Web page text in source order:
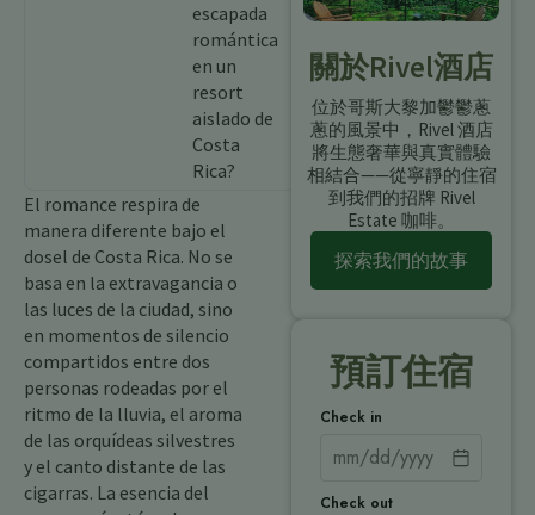
escapada
romántica
en un
resort
aislado de
Costa
Rica?
El romance respira de
manera diferente bajo el
dosel de Costa Rica. No se
basa en la extravagancia o
las luces de la ciudad, sino
en momentos de silencio
compartidos entre dos
personas rodeadas por el
ritmo de la lluvia, el aroma
de las orquídeas silvestres
y el canto distante de las
cigarras. La esencia del
關於Rivel酒店
位於哥斯大黎加鬱鬱蔥
蔥的風景中，Rivel 酒店
將生態奢華與真實體驗
相結合——從寧靜的住宿
到我們的招牌 Rivel
Estate 咖啡。
探索我們的故事
預訂住宿
Check in
Check out